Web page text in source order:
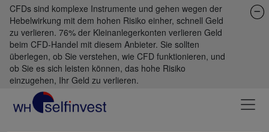
CFDs sind komplexe Instrumente und gehen wegen der
Hebelwirkung mit dem hohen Risiko einher, schnell Geld
zu verlieren. 76% der Kleinanlegerkonten verlieren Geld
beim CFD-Handel mit diesem Anbieter. Sie sollten
überlegen, ob Sie verstehen, wie CFD funktionieren, und
ob Sie es sich leisten können, das hohe Risiko
einzugehen, Ihr Geld zu verlieren.